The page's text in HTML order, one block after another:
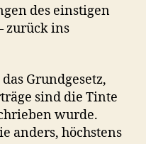
des einstigen
zurück ins
Grundgesetz,
sind die Tinte
wurde.
anders, höchstens